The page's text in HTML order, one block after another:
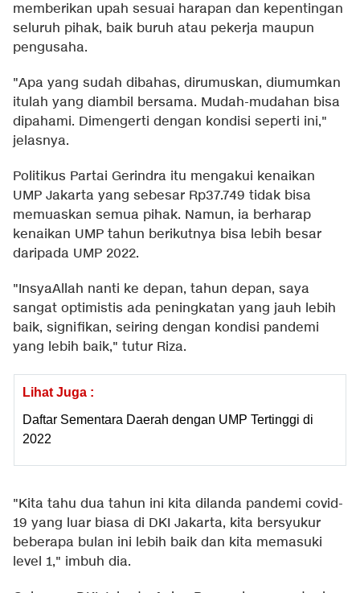
memberikan upah sesuai harapan dan kepentingan
seluruh pihak, baik buruh atau pekerja maupun
pengusaha.
"Apa yang sudah dibahas, dirumuskan, diumumkan
itulah yang diambil bersama. Mudah-mudahan bisa
dipahami. Dimengerti dengan kondisi seperti ini,"
jelasnya.
Politikus Partai Gerindra itu mengakui kenaikan
UMP Jakarta yang sebesar Rp37.749 tidak bisa
memuaskan semua pihak. Namun, ia berharap
kenaikan UMP tahun berikutnya bisa lebih besar
daripada UMP 2022.
"InsyaAllah nanti ke depan, tahun depan, saya
sangat optimistis ada peningkatan yang jauh lebih
baik, signifikan, seiring dengan kondisi pandemi
yang lebih baik," tutur Riza.
Lihat Juga :
Daftar Sementara Daerah dengan UMP Tertinggi di
2022
"Kita tahu dua tahun ini kita dilanda pandemi covid-
19 yang luar biasa di DKI Jakarta, kita bersyukur
beberapa bulan ini lebih baik dan kita memasuki
level 1," imbuh dia.